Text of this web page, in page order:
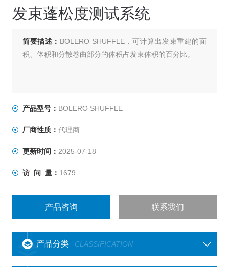
发束蓬松度测试系统
简要描述： BOLERO SHUFFLE，可计算出发束重建的面
积、体积和分散卷曲部分的体积占发束体积的百分比。
产品型号： BOLERO SHUFFLE
厂商性质： 代理商
更新时间： 2025-07-18
访 问 量： 1679
产品咨询 联系我们
产品分类 CLASSIFICATION